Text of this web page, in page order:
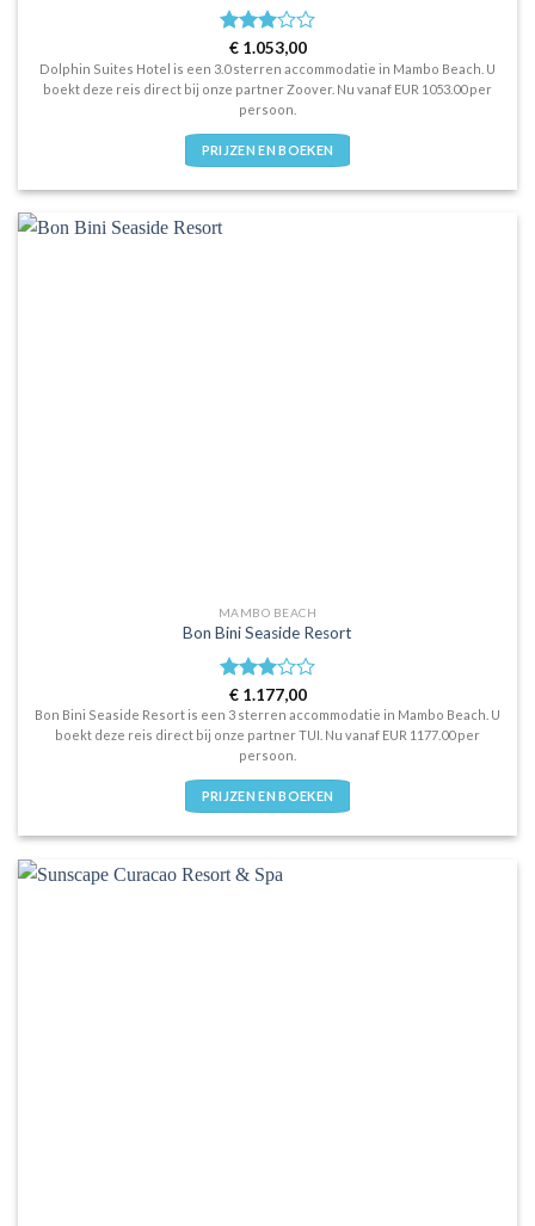
Waardering
3.0uit
5
€1.053,00
Dolphin Suites Hotel is een 3.0 sterren accommodatie in Mambo Beach. U
boekt deze reis direct bij onze partner Zoover. Nu vanaf EUR 1053.00 per
persoon.
PRIJZEN EN BOEKEN
MAMBO BEACH
Bon Bini Seaside Resort
Waardering
3 uit 5
€1.177,00
Bon Bini Seaside Resort is een 3 sterren accommodatie in Mambo Beach. U
boekt deze reis direct bij onze partner TUI. Nu vanaf EUR 1177.00 per
persoon.
PRIJZEN EN BOEKEN